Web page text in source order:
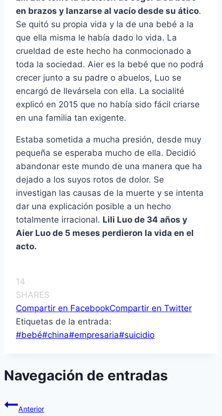
en brazos y lanzarse al vacío desde su ático.
Se quitó su propia vida y la de una bebé a la
que ella misma le había dado lo vida. La
crueldad de este hecho ha conmocionado a
toda la sociedad. Aier es la bebé que no podrá
crecer junto a su padre o abuelos, Luo se
encargó de llevársela con ella. La socialité
explicó en 2015 que no había sido fácil criarse
en una familia tan exigente.
Estaba sometida a mucha presión, desde muy
pequeña se esperaba mucho de ella. Decidió
abandonar este mundo de una manera que ha
dejado a los suyos rotos de dolor. Se
investigan las causas de la muerte y se intenta
dar una explicación posible a un hecho
totalmente irracional. Lili Luo de 34 años y
Aier Luo de 5 meses perdieron la vida en el
acto.
14
SHARES
Compartir en FacebookCompartir en Twitter
Etiquetas de la entrada:
#bebé#china#empresaria#suicidio
Navegación de entradas
Anterior